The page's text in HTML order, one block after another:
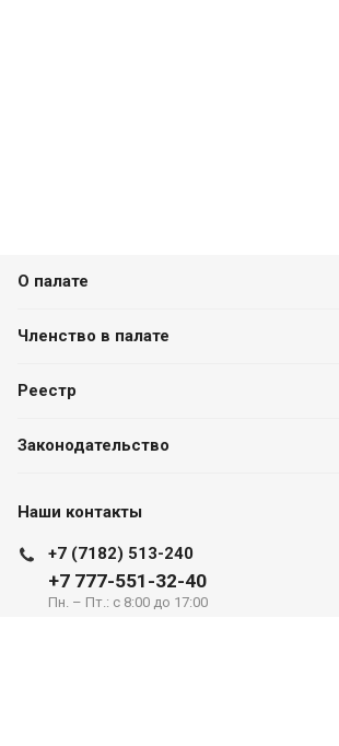
О палате
Членство в палате
Реестр
Законодательство
Наши контакты
+7 (7182) 513-240
+7 777-551-32-40
Пн. – Пт.: с 8:00 до 17:00